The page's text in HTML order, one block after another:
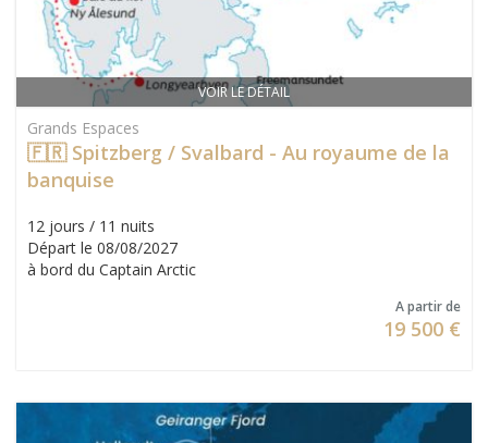
VOIR LE DÉTAIL
Grands Espaces
🇫🇷 Spitzberg / Svalbard - Au royaume de la
banquise
12 jours / 11 nuits
Départ le 08/08/2027
à bord du Captain Arctic
A partir de
19 500 €